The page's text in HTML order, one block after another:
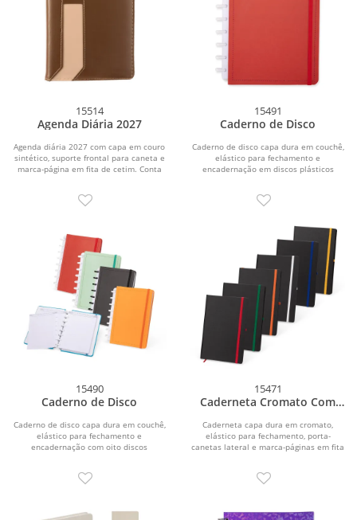
15514
Agenda Diária 2027
Agenda diária 2027 com capa em couro
sintético, suporte frontal para caneta e
marca-página em fita de cetim. Conta
15491
Caderno de Disco
Caderno de disco capa dura em couchê,
elástico para fechamento e
encadernação em discos plásticos
15490
Caderno de Disco
Caderno de disco capa dura em couchê,
elástico para fechamento e
encadernação com oito discos
15471
Caderneta Cromato Com
Caderneta capa dura em cromato,
elástico para fechamento, porta-
canetas lateral e marca-páginas em fita